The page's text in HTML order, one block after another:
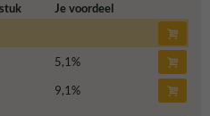
Je voordeel
5,1%
9,1%